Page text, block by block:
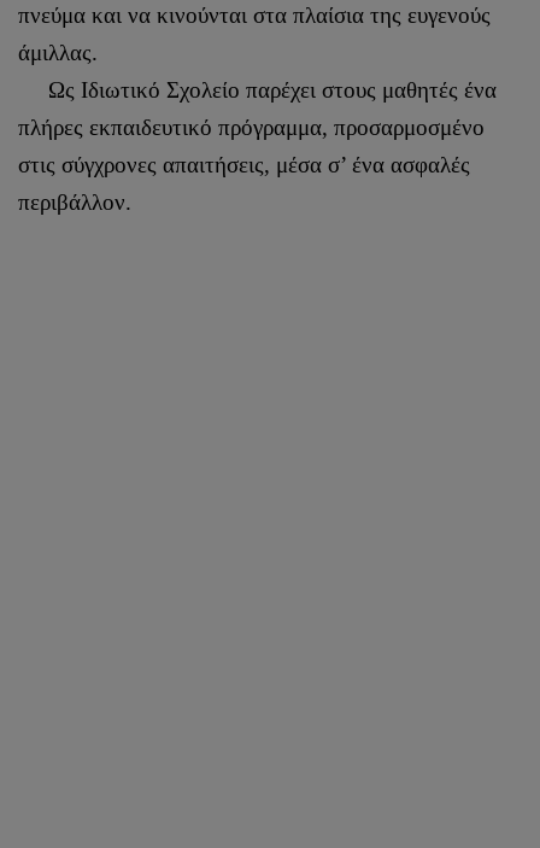
πνεύμα και να κινούνται στα πλαίσια της ευγενούς
άμιλλας.
Ως Ιδιωτικό Σχολείο παρέχει στους μαθητές ένα
πλήρες εκπαιδευτικό πρόγραμμα, προσαρμοσμένο
στις σύγχρονες απαιτήσεις, μέσα σ’ ένα ασφαλές
περιβάλλον.